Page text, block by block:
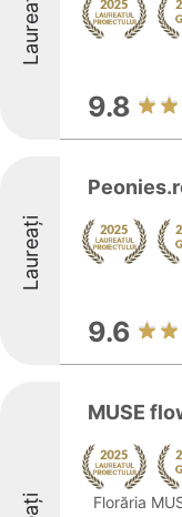
Laureați
9.8
Laureați
9.6
MUSE
Florăria